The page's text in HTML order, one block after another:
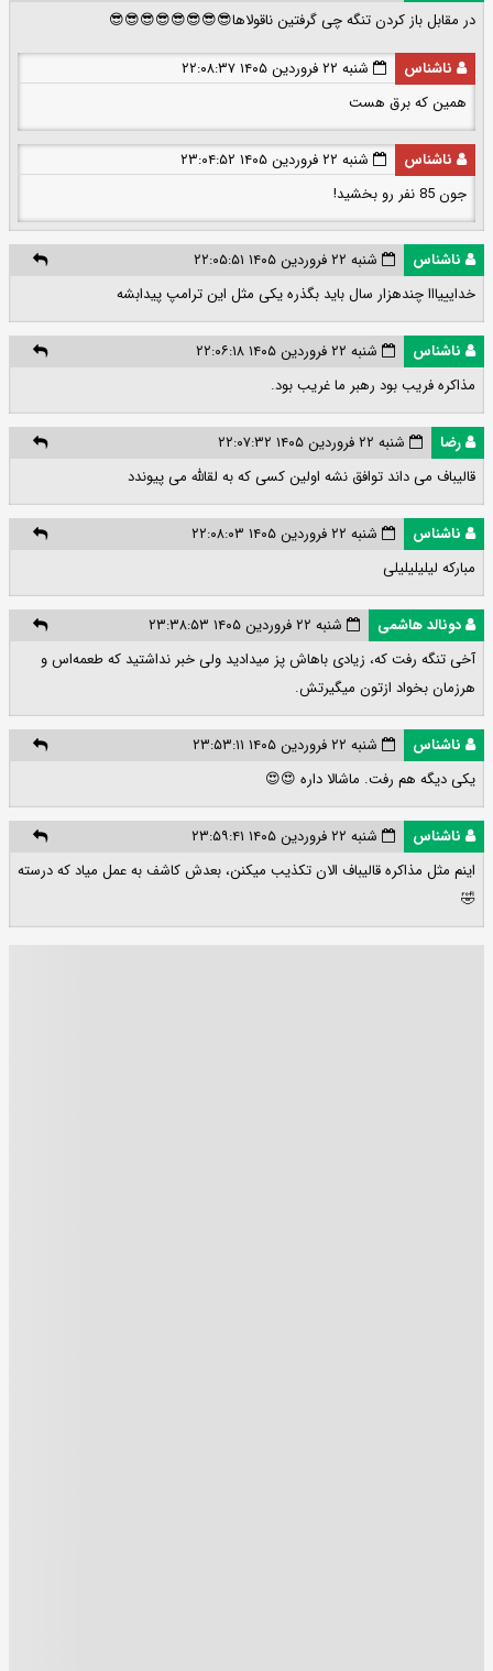
در مقابل باز کردن تنگه چی گرفتین ناقولاها😎😎😎😎😎😎😎😎
ناشناس
شنبه ۲۲ فروردین ۱۴۰۵ ۲۲:۰۸:۳۷
همین که برق هست
ناشناس
شنبه ۲۲ فروردین ۱۴۰۵ ۲۳:۰۴:۵۲
جون 85 نفر رو بخشید!
ناشناس
شنبه ۲۲ فروردین ۱۴۰۵ ۲۲:۰۵:۵۱
خدایییااا چندهزار سال باید بگذره یکی مثل این ترامپ پیدابشه
ناشناس
شنبه ۲۲ فروردین ۱۴۰۵ ۲۲:۰۶:۱۸
مذاکره فریب بود رهبر ما غریب بود.
رضا
شنبه ۲۲ فروردین ۱۴۰۵ ۲۲:۰۷:۳۲
قالیباف می داند توافق نشه اولین کسی که به لقالله می پیوندد
ناشناس
شنبه ۲۲ فروردین ۱۴۰۵ ۲۲:۰۸:۰۳
مبارکه لیلیلیلیلی
دونالد هاشمی
شنبه ۲۲ فروردین ۱۴۰۵ ۲۳:۳۸:۵۳
آخی تنگه رفت که، زیادی باهاش پز میدادید ولی خبر نداشتید که طعمه‌اس و
هرزمان بخواد ازتون میگیرتش.
ناشناس
شنبه ۲۲ فروردین ۱۴۰۵ ۲۳:۵۳:۱۱
یکی دیگه هم رفت. ماشالا داره 😍😍
ناشناس
شنبه ۲۲ فروردین ۱۴۰۵ ۲۳:۵۹:۴۱
اینم مثل مذاکره قالیباف الان تکذیب میکنن، بعدش کاشف به عمل میاد که درسته
🤣